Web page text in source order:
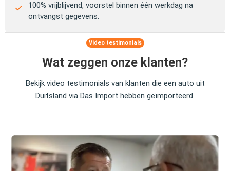
100% vrijblijvend, voorstel binnen één werkdag na
ontvangst gegevens.
Video testimonials
Wat zeggen onze klanten?
Bekijk video testimonials van klanten die een auto uit
Duitsland via Das Import hebben geïmporteerd.